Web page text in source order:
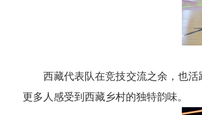
西藏代表队在竞技交流之余，也
更多人感受到西藏乡村的独特韵味。